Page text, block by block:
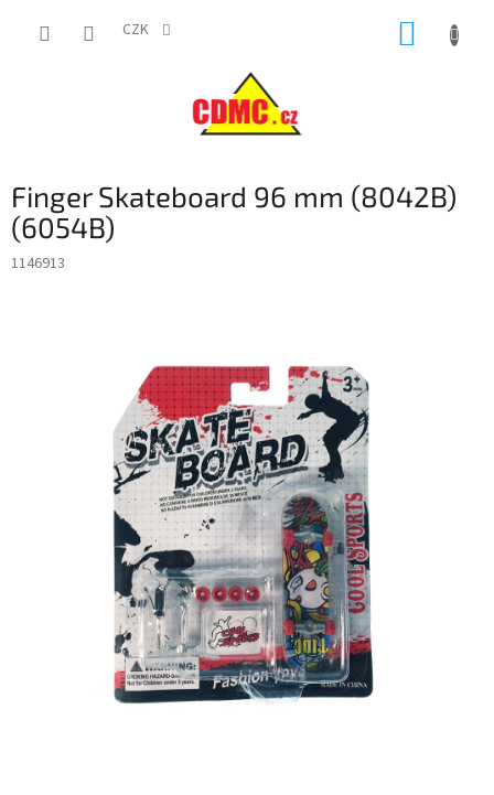
CZK
Finger Skateboard 96 mm (8042B)
(6054B)
1146913